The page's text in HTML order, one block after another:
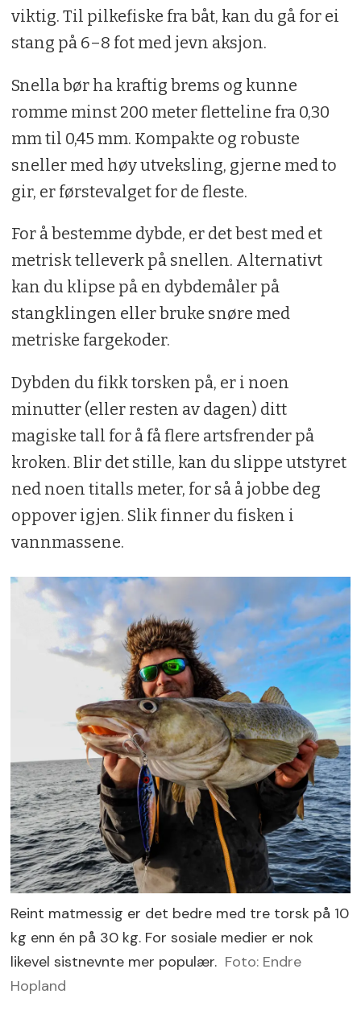
viktig. Til pilkefiske fra båt, kan du gå for ei
stang på 6–8 fot med jevn aksjon.
Snella bør ha kraftig brems og kunne
romme minst 200 meter fletteline fra 0,30
mm til 0,45 mm. Kompakte og robuste
sneller med høy utveksling, gjerne med to
gir, er førstevalget for de fleste.
For å bestemme dybde, er det best med et
metrisk telleverk på snellen. Alternativt
kan du klipse på en dybdemåler på
stangklingen eller bruke snøre med
metriske fargekoder.
Dybden du fikk torsken på, er i noen
minutter (eller resten av dagen) ditt
magiske tall for å få flere artsfrender på
kroken. Blir det stille, kan du slippe utstyret
ned noen titalls meter, for så å jobbe deg
oppover igjen. Slik finner du fisken i
vannmassene.
Reint matmessig er det bedre med tre torsk på 10
kg enn én på 30 kg. For sosiale medier er nok
likevel sistnevnte mer populær. Foto: Endre
Hopland